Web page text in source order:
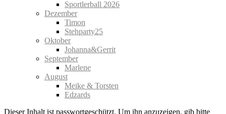
Sportlerball 2026
Dezember
Timon
Stehparty25
Oktober
Johanna&Gerrit
September
Marlene
August
Meike & Torsten
Edzards
Dieser Inhalt ist passwortgeschützt. Um ihn anzuzeigen, gib bitte